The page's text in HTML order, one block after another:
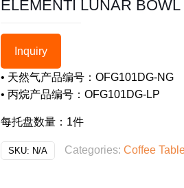
ELEMENTI LUNAR
Inquiry
• 天然气产品编号：OFG101DG-NG
• 丙烷产品编号：OFG101DG-LP
每托盘数量：1件
SKU: N/A Categories: Coffee